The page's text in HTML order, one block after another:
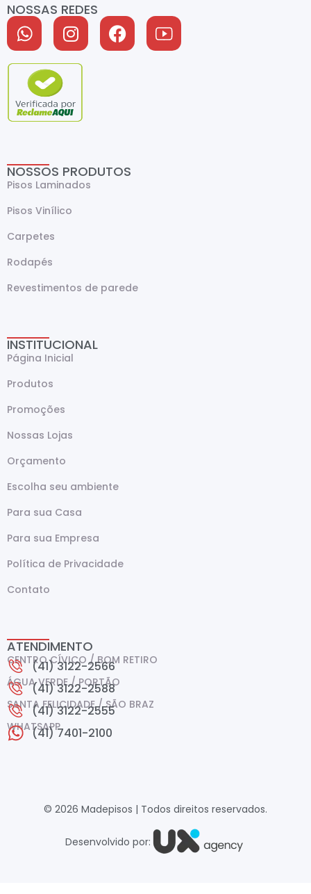
NOSSAS REDES
NOSSOS PRODUTOS
Pisos Laminados
Pisos Vinílico
Carpetes
Rodapés
Revestimentos de parede
INSTITUCIONAL
Página Inicial
Produtos
Promoções
Nossas Lojas
Orçamento
Escolha seu ambiente
Para sua Casa
Para sua Empresa
Política de Privacidade
Contato
ATENDIMENTO
CENTRO CÍVICO / BOM RETIRO
(41) 3122-2566
ÁGUA VERDE / PORTÃO
(41) 3122-2588
SANTA FELICIDADE / SÃO BRAZ
(41) 3122-2555
WHATSAPP(41) 7401-2100
© 2026 Madepisos | Todos direitos reservados.
Desenvolvido por: